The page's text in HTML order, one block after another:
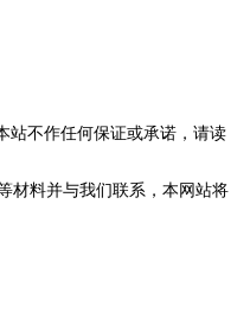
站不作任何保证或承诺，请读
材料并与我们联系，本网站将